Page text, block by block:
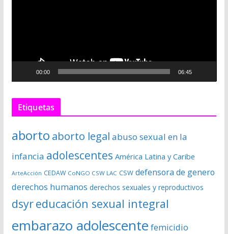
c
r
v
e
o
00:00 06:45
Etiquetas
aborto aborto legal abuso sexual en la
infancia adolescentes América Latina y Caribe
ArteAcción CEDAW CoNGO CSW LAC CSW defensora de genero
derechos humanos derechos sexuales y reproductivos
dsyreducación sexual integral
embarazo adolescente femicidio